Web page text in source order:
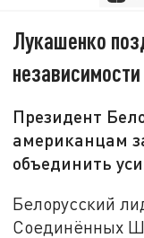
Лукашенко
независимости
Президент
американцам
объединить
Белорусский
Соединённых